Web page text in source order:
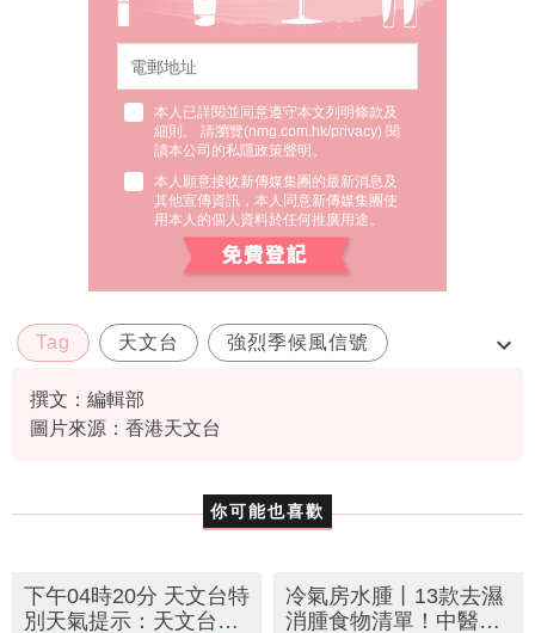
本人已詳閱並同意遵守本文列明條款及
細則。 請瀏覽(nmg.com.hk/privacy) 閱
讀本公司的私隱政策聲明。
本人願意接收新傳媒集團的最新消息及
其他宣傳資訊，本人同意新傳媒集團使
用本人的個人資料於任何推廣用途。
Tag 天文台 強烈季候風信號
特別天氣提示
撰文：編輯部
圖片來源：香港天文台
你可能也喜歡
下午04時20分 天文台特
別天氣提示：天文台發
冷氣房水腫丨13款去濕
消腫食物清單！中醫營